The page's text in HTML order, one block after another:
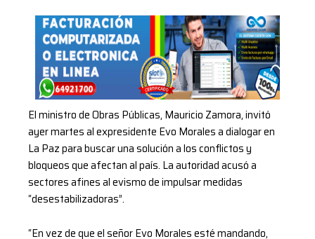
El ministro de Obras Públicas, Mauricio Zamora, invitó
ayer martes al expresidente Evo Morales a dialogar en
La Paz para buscar una solución a los conflictos y
bloqueos que afectan al país. La autoridad acusó a
sectores afines al evismo de impulsar medidas
“desestabilizadoras”.
“En vez de que el señor Evo Morales esté mandando,